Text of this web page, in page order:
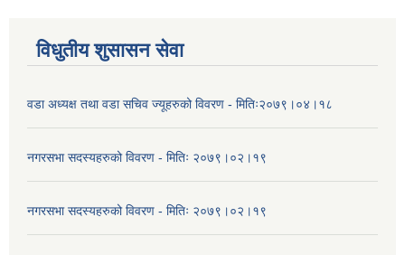
विधुतीय शुसासन सेवा
वडा अध्यक्ष तथा वडा सचिव ज्यूहरुको विवरण - मितिः२०७९।०४।१८
नगरसभा सदस्यहरुको विवरण - मितिः २०७९।०२।१९
नगरसभा सदस्यहरुको विवरण - मितिः २०७९।०२।१९